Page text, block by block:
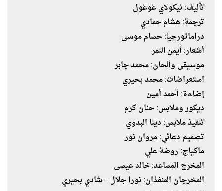
تأليف: نيكولاي غوغول
ترجمة: هشام حمادي
دراماتورجيا: حسام موسى
أشعار: أيمن النمر
موسيقى وألحان: محمد جابر
استعراضات: محمد بحيري
إضاءة: أحمد أمين
ديكور وملابس: حنان كرم
تنفيذ ملابس: دينا البدوي
تصميم دعائي: مروان نور
ماكياج: روضة علي
المخرج المساعد: خالد عيسى
المخرجان المنفذان: نورا جلال – شادي بحيري